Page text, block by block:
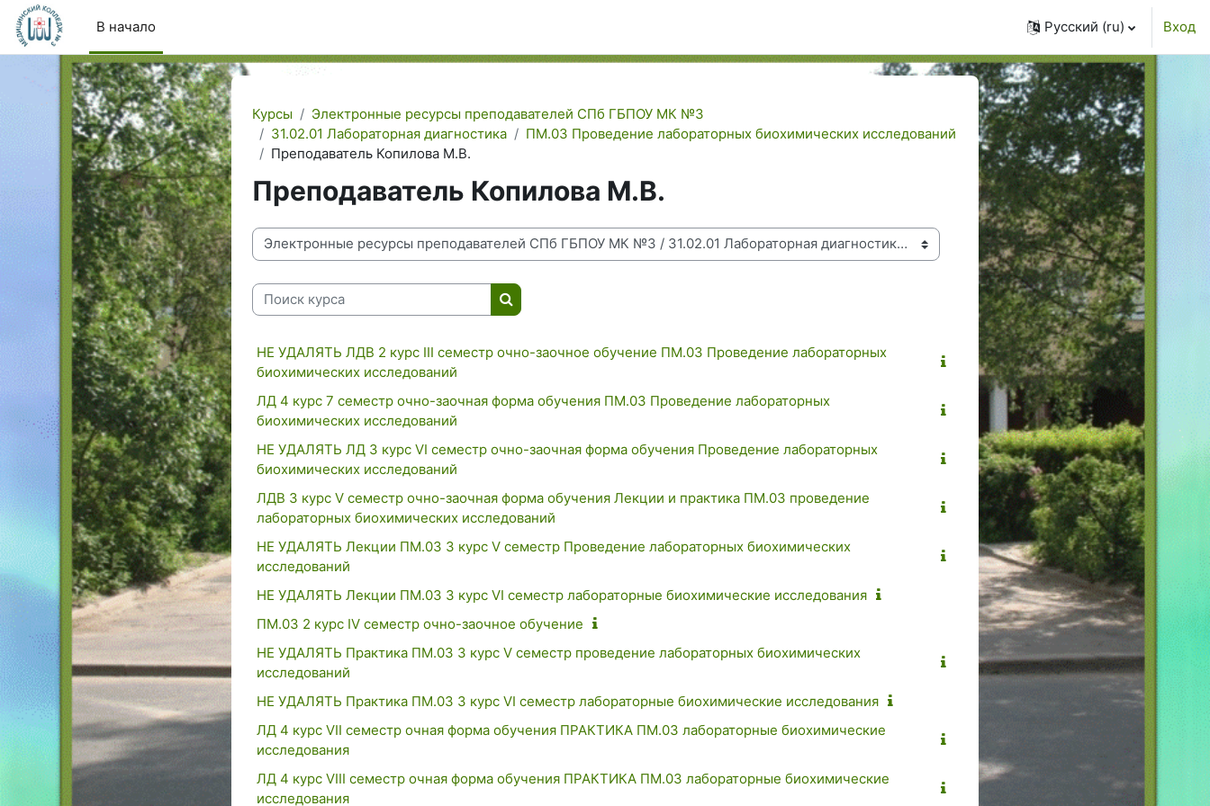
Перейти к основному содержанию
В начало
Русский ‎(ru)‎ Вход
Курсы
Электронные ресурсы преподавателей СПб ГБПОУ МК №3
31.02.01 Лабораторная диагностика
ПМ.03 Проведение лабораторных биохимических исследований
Преподаватель Копилова М.В.
Преподаватель Копилова М.В.
Категории курсов
Поиск курса
Поиск курса
НЕ УДАЛЯТЬ ЛДВ 2 курс III семестр очно-заочное обучение ПМ.03 Проведение лабораторных
биохимических исследований
ЛД 4 курс 7 семестр очно-заочная форма обучения ПМ.03 Проведение лабораторных
биохимических исследований
НЕ УДАЛЯТЬ ЛД 3 курс VI семестр очно-заочная форма обучения Проведение лабораторных
биохимических исследований
ЛДВ 3 курс V семестр очно-заочная форма обучения Лекции и практика ПМ.03 проведение
лабораторных биохимических исследований
НЕ УДАЛЯТЬ Лекции ПМ.03 3 курс V семестр Проведение лабораторных биохимических
исследований
НЕ УДАЛЯТЬ Лекции ПМ.03 3 курс VI семестр лабораторные биохимические исследования
ПМ.03 2 курс IV семестр очно-заочное обучение
НЕ УДАЛЯТЬ Практика ПМ.03 3 курс V семестр проведение лабораторных биохимических
исследований
НЕ УДАЛЯТЬ Практика ПМ.03 3 курс VI семестр лабораторные биохимические исследования
ЛД 4 курс VII семестр очная форма обучения ПРАКТИКА ПМ.03 лабораторные биохимические
исследования
ЛД 4 курс VIII семестр очная форма обучения ПРАКТИКА ПМ.03 лабораторные биохимические
исследования